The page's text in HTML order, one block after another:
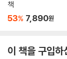
6. Chef 김풍
갸루상 케이크
와풍 주니어 버거
한 컷 등을 골라 담
어떤 재료를 어떻게
책
53% 7,890원
이 책을 구입